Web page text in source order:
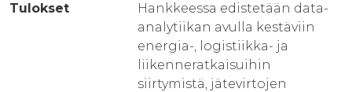
Tulokset
Hankkeessa edistetään data-
analytiikan avulla kestäviin
energia-, logistiikka- ja
liikenneratkaisuihin
siirtymistä, jätevirtojen